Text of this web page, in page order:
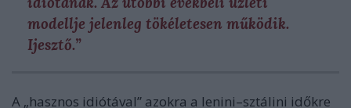
modellje jelenleg tökéletesen működik.
Ijesztő.”
A „hasznos idiótával” azokra a lenini–sztálini időkre